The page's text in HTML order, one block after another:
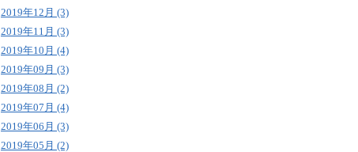
2019年12月 (3)
2019年11月 (3)
2019年10月 (4)
2019年09月 (3)
2019年08月 (2)
2019年07月 (4)
2019年06月 (3)
2019年05月 (2)